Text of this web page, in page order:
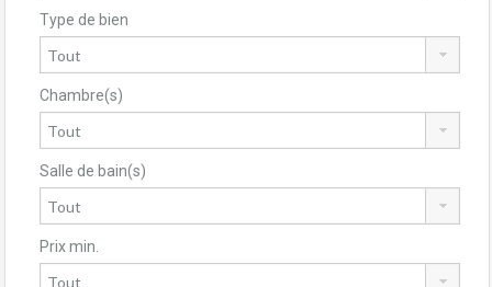
Type de bien
Chambre(s)
Salle de bain(s)
Prix min.